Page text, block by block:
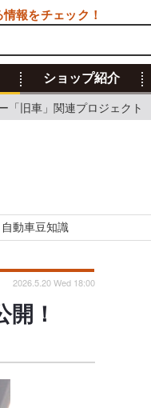
「旧車」関連プロジェクト
ショップ紹介
自動車豆知識
！
2026.5.20 Wed 18:00
報をチェック！